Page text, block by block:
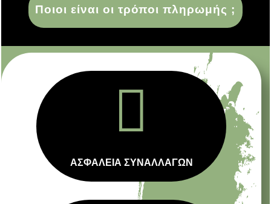
Ποιοι είναι οι τρόποι πληρωμής ;

ΑΣΦΑΛΕΙΑ ΣΥΝΑΛΛΑΓΩΝ